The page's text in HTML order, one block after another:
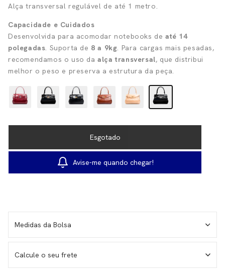
Alça transversal regulável de até 1 metro.
Capacidade e Cuidados
Desenvolvida para acomodar notebooks de até 14
polegadas. Suporta de 8 a 9kg. Para cargas mais pesadas,
recomendamos o uso daalça transversal, que distribui
melhor o peso e preserva a estrutura da peça.
Avise-me quando chegar!
Medidas da Bolsa
Altura - 26cm
Medida da altura total com alça - 46cm
Calcule o seu frete